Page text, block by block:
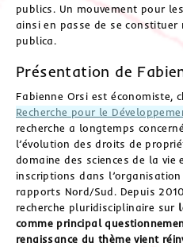
publics. Un mouvement pour
ainsi en passe de se
publica.
Présentation de
Fabienne Orsi est économiste,
Recherche pour le
recherche a longtemps
l’évolution des droits de
domaine des sciences de la vie
inscriptions dans
rapports Nord/Sud. Depuis
recherche pluridisciplinaire sur
comme principal
renaissance du thème vient